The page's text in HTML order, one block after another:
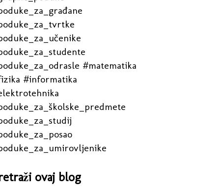
#matematika
#informatika
ovaj blog